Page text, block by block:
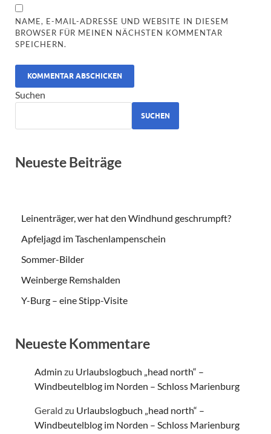
NAME, E-MAIL-ADRESSE UND WEBSITE IN DIESEM
BROWSER FÜR MEINEN NÄCHSTEN KOMMENTAR
SPEICHERN.
ALTERNATIVE:
Suchen
SUCHEN
Neueste Beiträge
Leinenträger, wer hat den Windhund geschrumpft?
Apfeljagd im Taschenlampenschein
Sommer-Bilder
Weinberge Remshalden
Y-Burg – eine Stipp-Visite
Neueste Kommentare
Admin zu Urlaubslogbuch „head north“ –
Windbeutelblog im Norden – Schloss Marienburg
Gerald zu Urlaubslogbuch „head north“ –
Windbeutelblog im Norden – Schloss Marienburg